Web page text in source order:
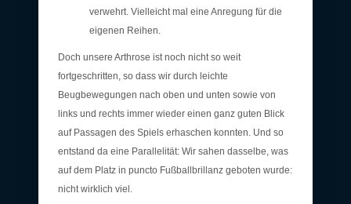
verwehrt. Vielleicht mal eine Anregung für die
eigenen Reihen.
Doch unsere Arthrose ist noch nicht so weit
fortgeschritten, so dass wir durch leichte
Beugbewegungen nach oben und unten sowie von
links und rechts immer wieder einen ganz guten Blick
auf Passagen des Spiels erhaschen konnten. Und so
entstand da eine Parallelität: Wir sahen dasselbe, was
auf dem Platz in puncto Fußballbrillanz geboten wurde:
nicht wirklich viel.